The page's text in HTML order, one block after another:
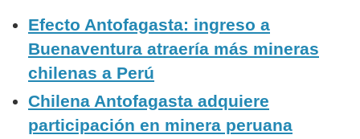
Efecto Antofagasta: ingreso a
Buenaventura atraería más mineras
chilenas a Perú
Chilena Antofagasta adquiere
participación en minera peruana